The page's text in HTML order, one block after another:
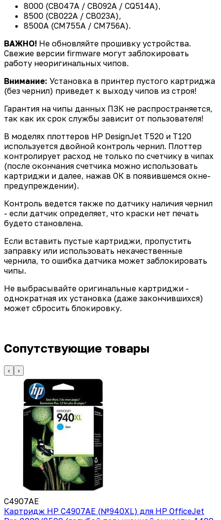
8000 (CB047A / CB092A / CQ514A),
8500 (CB022A / CB023A),
8500A (CM755A / CM756A).
ВАЖНО! Не обновляйте прошивку устройства.
Свежие версии firmware могут заблокировать
работу неоригинальных чипов.
Внимание: Установка в принтер пустого картриджа
(без чернил) приведет к выходу чипов из строя!
Гарантия на чипы данных ПЗК не распространяется,
так как их срок службы зависит от пользователя!
В моделях плоттеров HP DesignJet T520 и T120
используется двойной контроль чернил. Плоттер
контролирует расход не только по счетчику в чипах
(после окончания счетчика можно использовать
картриджи и далее, нажав ОК в появившемся окне-
предупреждении).
Контроль ведется также по датчику наличия чернил
- если датчик определяет, что краски нет печать
будето становлена.
Если вставить пустые картриджи, пропустить
заправку или использовать некачественные
чернила, то ошибка датчика может заблокировать
чипы.
Не выбрасывайте оригинальные картриджи -
однократная их установка (даже закончившихся)
может сбросить блокировку.
Сопутствующие товары
‹ ›
C4907AE
Картридж HP C4907AE (№940XL) для HP OfficeJet